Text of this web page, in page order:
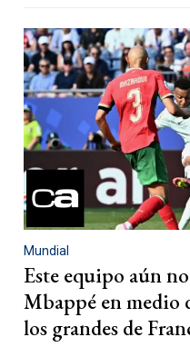
Mundial
Este equipo aún
Mbappé en medio
los grandes de